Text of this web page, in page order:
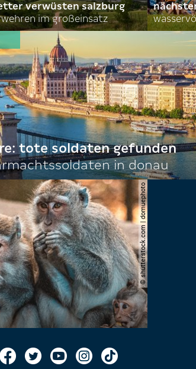
verwüsten salzburg
im großeinsatz
tote soldaten gefunden
in donau
© shutterstock.com | domuephoto